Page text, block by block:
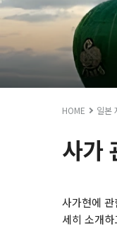
HOME 일본
사가
사가현에
세히 소개